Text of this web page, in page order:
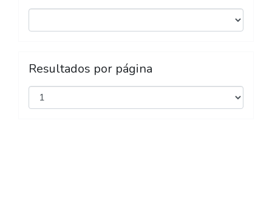
Resultados por página